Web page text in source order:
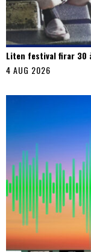
Liten festival firar 30
4 AUG 2026